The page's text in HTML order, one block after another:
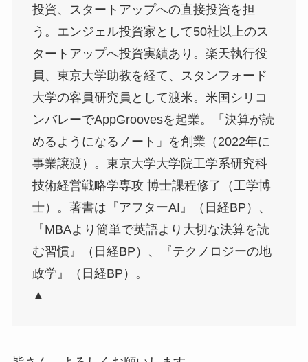
投資、スタートアップへの直接投資を担
う。エンジェル投資家として50社以上のス
タートアップへ投資実績あり。楽天執行役
員、東京大学助教を経て、スタンフォード
大学の客員研究員として渡米。米国シリコ
ンバレーでAppGroovesを起業。「決算が読
めるようになるノート」を創業（2022年に
事業譲渡）。東京大学大学院工学系研究科
技術経営戦略学専攻 博士課程修了（工学博
士）。著書は『アフターAI』（日経BP）、
『MBAより簡単で英語より大切な決算を読
む習慣』（日経BP）、『テクノロジーの地
政学』（日経BP）。
▲